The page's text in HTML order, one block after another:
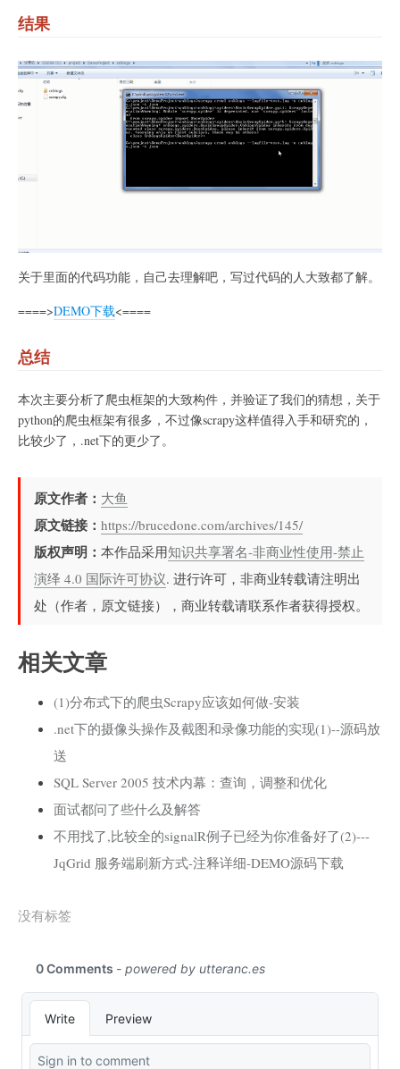
结果
关于里面的代码功能，自己去理解吧，写过代码的人大致都了解。
====>DEMO下载<====
总结
本次主要分析了爬虫框架的大致构件，并验证了我们的猜想，关于
python的爬虫框架有很多，不过像scrapy这样值得入手和研究的，
比较少了，.net下的更少了。
原文作者： 大鱼
原文链接： https://brucedone.com/archives/145/
版权声明： 本作品采用知识共享署名-非商业性使用-禁止
演绎 4.0 国际许可协议. 进行许可，非商业转载请注明出
处（作者，原文链接），商业转载请联系作者获得授权。
相关文章
(1)分布式下的爬虫Scrapy应该如何做-安装
.net下的摄像头操作及截图和录像功能的实现(1)--源码放
送
SQL Server 2005 技术内幕：查询，调整和优化
面试都问了些什么及解答
不用找了,比较全的signalR例子已经为你准备好了(2)---
JqGrid 服务端刷新方式-注释详细-DEMO源码下载
没有标签